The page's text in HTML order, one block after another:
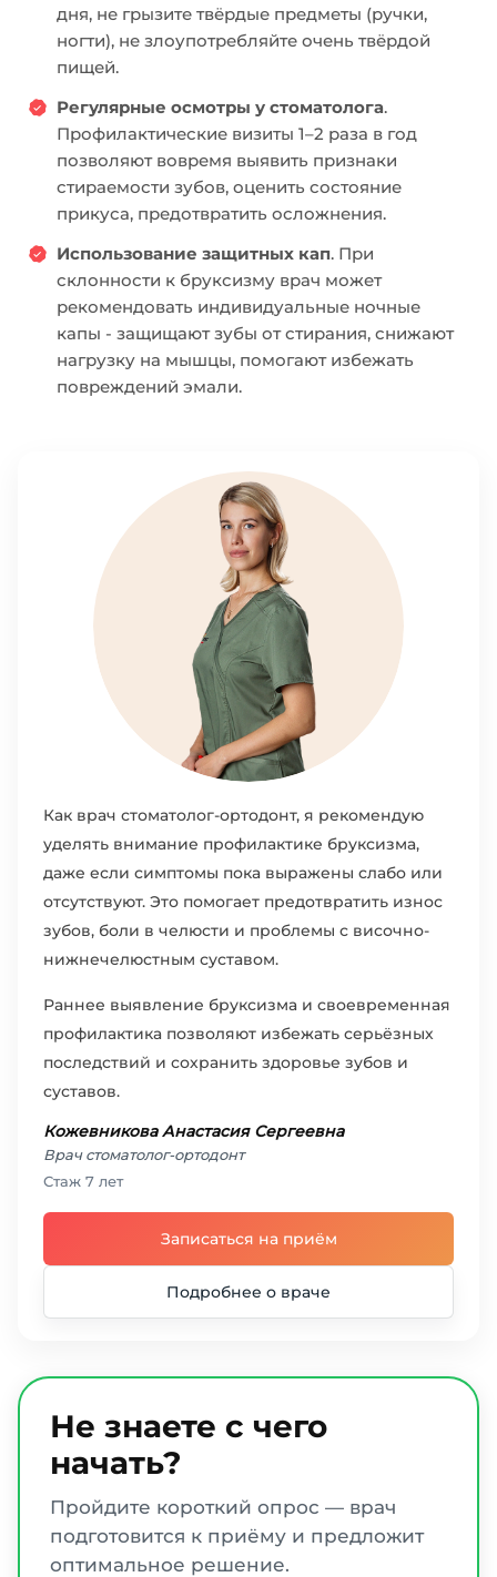
дня, не грызите твёрдые предметы (ручки,
ногти), не злоупотребляйте очень твёрдой
пищей.
Регулярные осмотры у стоматолога.
Профилактические визиты 1–2 раза в год
позволяют вовремя выявить признаки
стираемости зубов, оценить состояние
прикуса, предотвратить осложнения.
Использование защитных кап. При
склонности к бруксизму врач может
рекомендовать индивидуальные ночные
капы - защищают зубы от стирания, снижают
нагрузку на мышцы, помогают избежать
повреждений эмали.
Как врач стоматолог-ортодонт, я рекомендую
уделять внимание профилактике бруксизма,
даже если симптомы пока выражены слабо или
отсутствуют. Это помогает предотвратить износ
зубов, боли в челюсти и проблемы с височно-
нижнечелюстным суставом.
Раннее выявление бруксизма и своевременная
профилактика позволяют избежать серьёзных
последствий и сохранить здоровье зубов и
суставов.
Кожевникова Анастасия Сергеевна
Врач стоматолог-ортодонт
Стаж 7 лет
Записаться на приём
Подробнее о враче
Не знаете с чего
начать?
Пройдите короткий опрос — врач
подготовится к приёму и предложит
оптимальное решение.